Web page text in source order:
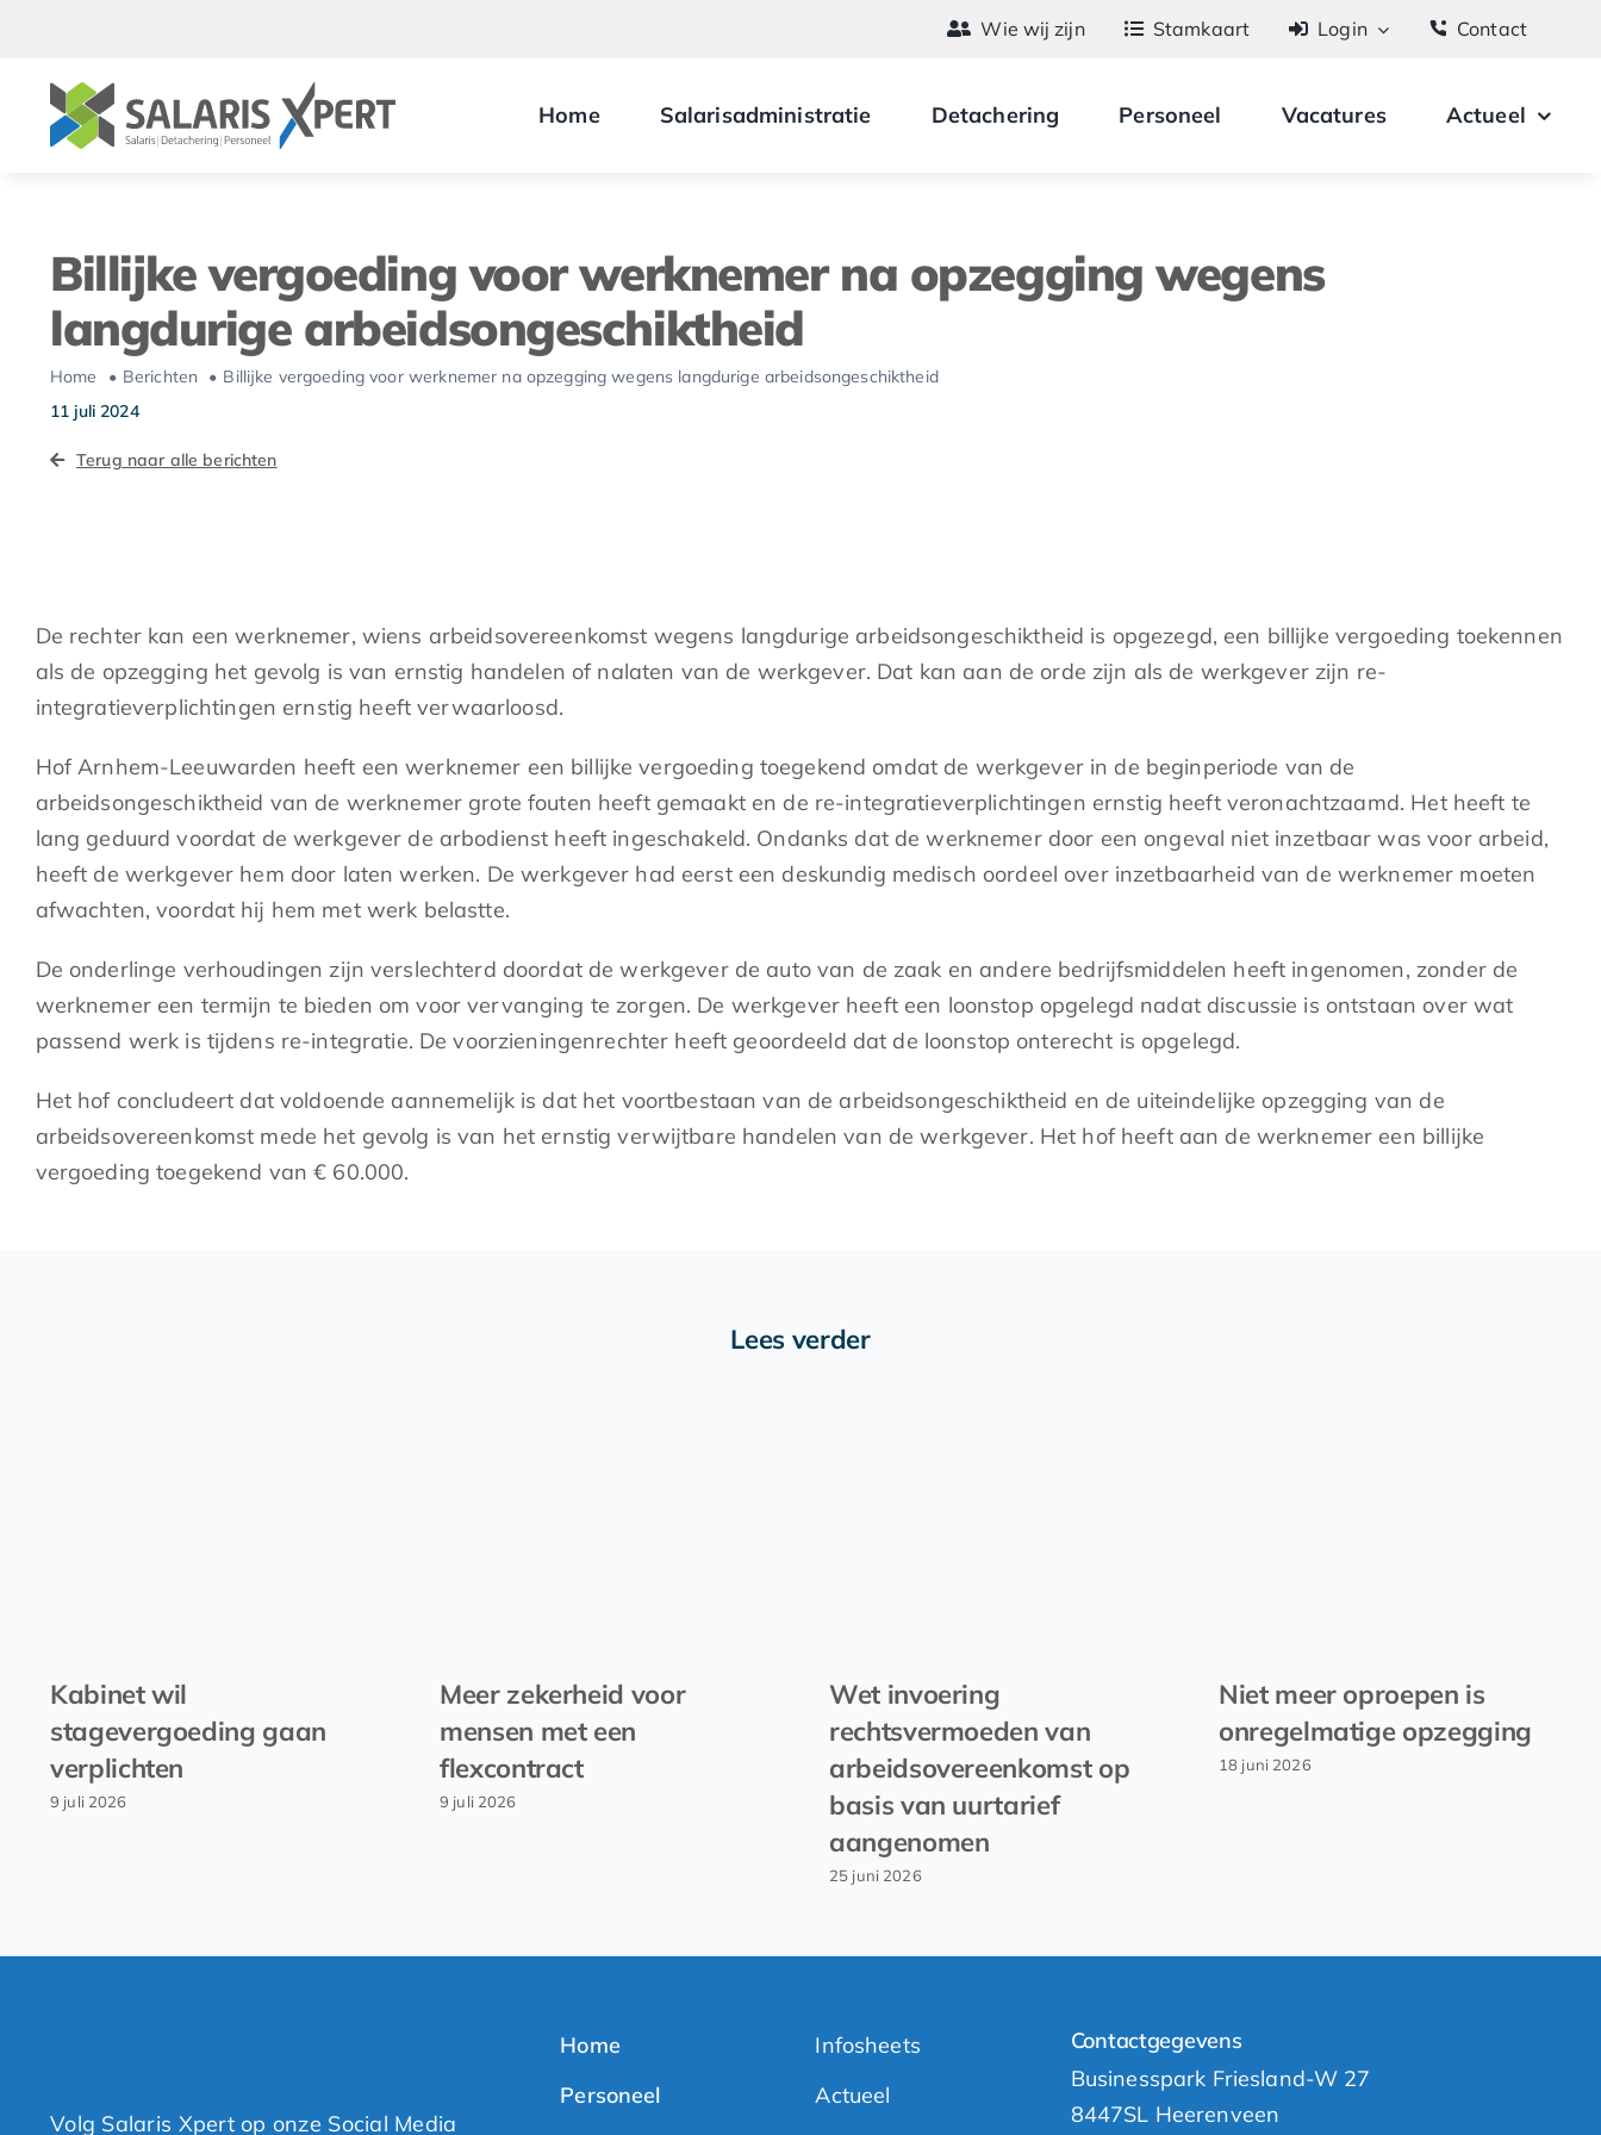
inhoud
Wie wij zijn Stamkaart Login Contact
Home Salarisadministratie Detachering Personeel Vacatures Actueel
Billijke vergoeding voor werknemer na opzegging wegens
langdurige arbeidsongeschiktheid
Home Berichten
Billijke vergoeding voor werknemer na opzegging wegens langdurige arbeidsongeschiktheid
11 juli 2024
Terug naar alle berichten
De rechter kan een werknemer, wiens arbeidsovereenkomst wegens langdurige arbeidsongeschiktheid is opgezegd, een billijke vergoeding toekennen
als de opzegging het gevolg is van ernstig handelen of nalaten van de werkgever. Dat kan aan de orde zijn als de werkgever zijn re-
integratieverplichtingen ernstig heeft verwaarloosd.
Hof Arnhem-Leeuwarden heeft een werknemer een billijke vergoeding toegekend omdat de werkgever in de beginperiode van de
arbeidsongeschiktheid van de werknemer grote fouten heeft gemaakt en de re-integratieverplichtingen ernstig heeft veronachtzaamd. Het heeft te
lang geduurd voordat de werkgever de arbodienst heeft ingeschakeld. Ondanks dat de werknemer door een ongeval niet inzetbaar was voor arbeid,
heeft de werkgever hem door laten werken. De werkgever had eerst een deskundig medisch oordeel over inzetbaarheid van de werknemer moeten
afwachten, voordat hij hem met werk belastte.
De onderlinge verhoudingen zijn verslechterd doordat de werkgever de auto van de zaak en andere bedrijfsmiddelen heeft ingenomen, zonder de
werknemer een termijn te bieden om voor vervanging te zorgen. De werkgever heeft een loonstop opgelegd nadat discussie is ontstaan over wat
passend werk is tijdens re-integratie. De voorzieningenrechter heeft geoordeeld dat de loonstop onterecht is opgelegd.
Het hof concludeert dat voldoende aannemelijk is dat het voortbestaan van de arbeidsongeschiktheid en de uiteindelijke opzegging van de
arbeidsovereenkomst mede het gevolg is van het ernstig verwijtbare handelen van de werkgever. Het hof heeft aan de werknemer een billijke
vergoeding toegekend van € 60.000.
Lees verder
Kabinet wil
stagevergoeding gaan
verplichten
9 juli 2026
Meer zekerheid voor
mensen met een
flexcontract
9 juli 2026
Wet invoering
rechtsvermoeden van
arbeidsovereenkomst op
basis van uurtarief
aangenomen
25 juni 2026
Niet meer oproepen is
onregelmatige opzegging
18 juni 2026
Volg Salaris Xpert op onze Social Media
Home
Personeel
Infosheets
Actueel
Contactgegevens
Businesspark Friesland-W 27
8447SL Heerenveen